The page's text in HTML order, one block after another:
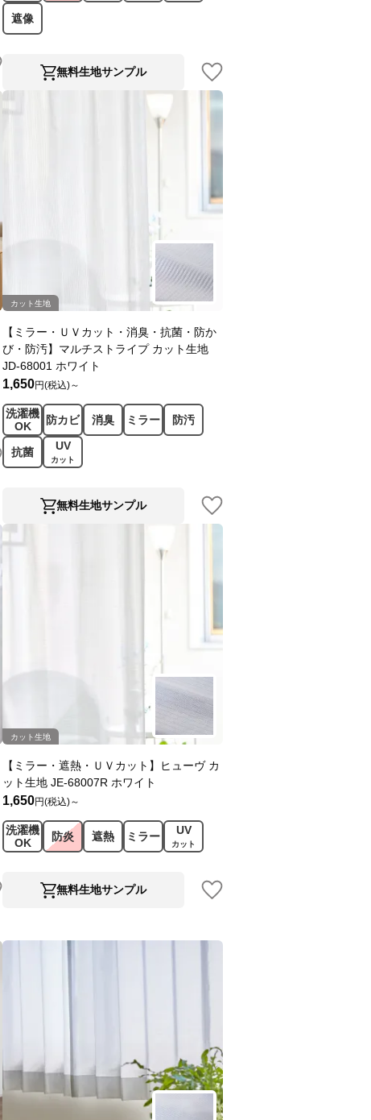
遮像
無料生地サンプル
カット生地
【ミラー・ＵＶカット・消臭・抗菌・防か
び・防汚】マルチストライプ カット生地
JD-68001 ホワイト
1,650円(税込)～
洗濯機
OK
防カビ 消臭 ミラー 防汚
抗菌 UV
カット
無料生地サンプル
カット生地
【ミラー・遮熱・ＵＶカット】ヒューヴ カ
ット生地 JE-68007R ホワイト
1,650円(税込)～
洗濯機
OK
防炎 遮熱 ミラー UV
カット
無料生地サンプル